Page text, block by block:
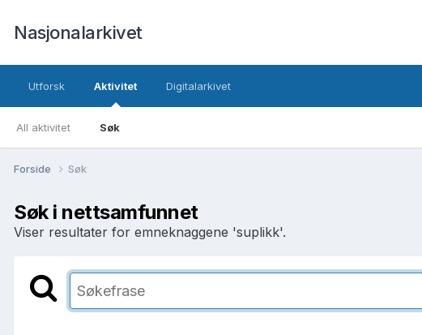
Nasjonalarkivet
Utforsk Aktivitet
All aktivitet Søk
Digitalarkivet
Forside Søk
Søk i nettsamfunnet
Viser resultater for emneknaggene 'suplikk'.